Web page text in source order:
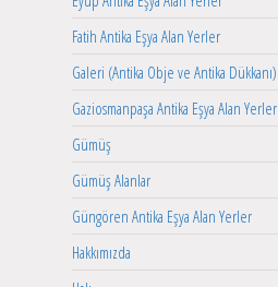
Fatih Antika Eşya Alan Yerler
Galeri (Antika Obje ve Antika Dükkanı)
Gaziosmanpaşa Antika Eşya Alan Yerler
Gümüş
Gümüş Alanlar
Güngören Antika Eşya Alan Yerler
Hakkımızda